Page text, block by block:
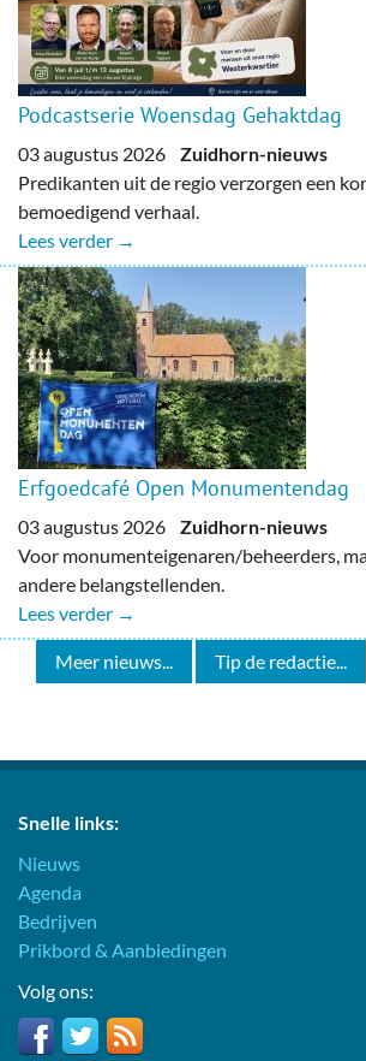
Podcastserie Woensdag Gehaktdag
03 augustus 2026 Zuidhorn-nieuws
Predikanten uit de regio verzorgen een
bemoedigend verhaal.
Lees verder →
Erfgoedcafé Open Monumentendag
03 augustus 2026 Zuidhorn-nieuws
Voor monumenteigenaren/beheerders,
andere belangstellenden.
Lees verder →
Meer nieuws... Tip de redactie...
Snelle links:
Nieuws
Agenda
Bedrijven
Prikbord & Aanbiedingen
Volg ons: